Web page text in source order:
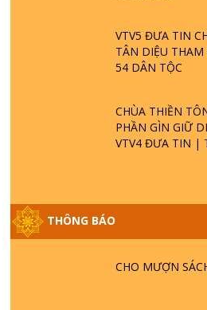
VTV5 ĐƯA TIN
TÂN DIỆU
54 DÂN TỘC
CHÙA THIỀN
PHẦN GÌN GIỮ
VTV4 ĐƯA TIN |
THÔNG BÁO
CHO MƯỢN